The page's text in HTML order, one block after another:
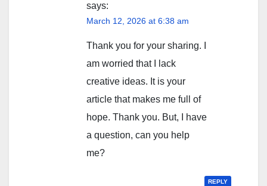
says:
March 12, 2026 at 6:38 am
Thank you for your sharing. I
am worried that I lack
creative ideas. It is your
article that makes me full of
hope. Thank you. But, I have
a question, can you help
me?
REPLY